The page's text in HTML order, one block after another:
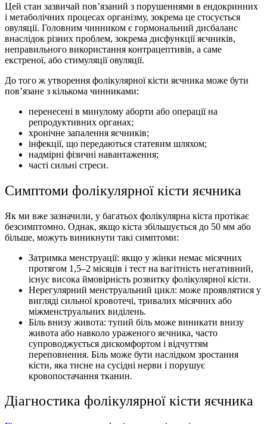
Цей стан зазвичай пов’язаний з порушеннями в ендокринних
і метаболічних процесах організму, зокрема це стосується
овуляції. Головним чинником є гормональний дисбаланс
внаслідок різних проблем, зокрема дисфункції яєчників,
неправильного використання контрацептивів, а саме
екстреної, або стимуляції овуляції.
До того ж утворення фолікулярної кісти яєчника може бути
пов’язане з кількома чинниками:
перенесені в минулому аборти або операції на
репродуктивних органах;
хронічне запалення яєчників;
інфекції, що передаються статевим шляхом;
надмірні фізичні навантаження;
часті сильні стреси.
Симптоми фолікулярної кісти яєчника
Як ми вже зазначили, у багатьох фолікулярна кіста протікає
безсимптомно. Однак, якщо кіста збільшується до 50 мм або
більше, можуть виникнути такі симптоми:
Затримка менструації: якщо у жінки немає місячних
протягом 1,5–2 місяців і тест на вагітність негативний,
існує висока ймовірність розвитку фолікулярної кісти.
Нерегулярний менструальний цикл: може проявлятися у
вигляді сильної кровотечі, тривалих місячних або
міжменструальних виділень.
Біль внизу живота: тупий біль може виникати внизу
живота або навколо ураженого яєчника, часто
супроводжується дискомфортом і відчуттям
переповнення. Біль може бути наслідком зростання
кісти, яка тисне на сусідні нерви і порушує
кровопостачання тканин.
Діагностика фолікулярної кісти яєчника